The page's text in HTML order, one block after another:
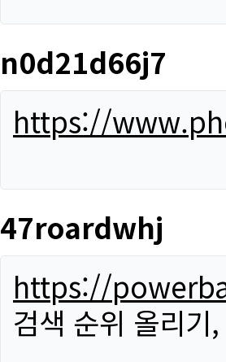
n0d21d66j7
https://
47roardwhj
https://
검색 순위 올리기